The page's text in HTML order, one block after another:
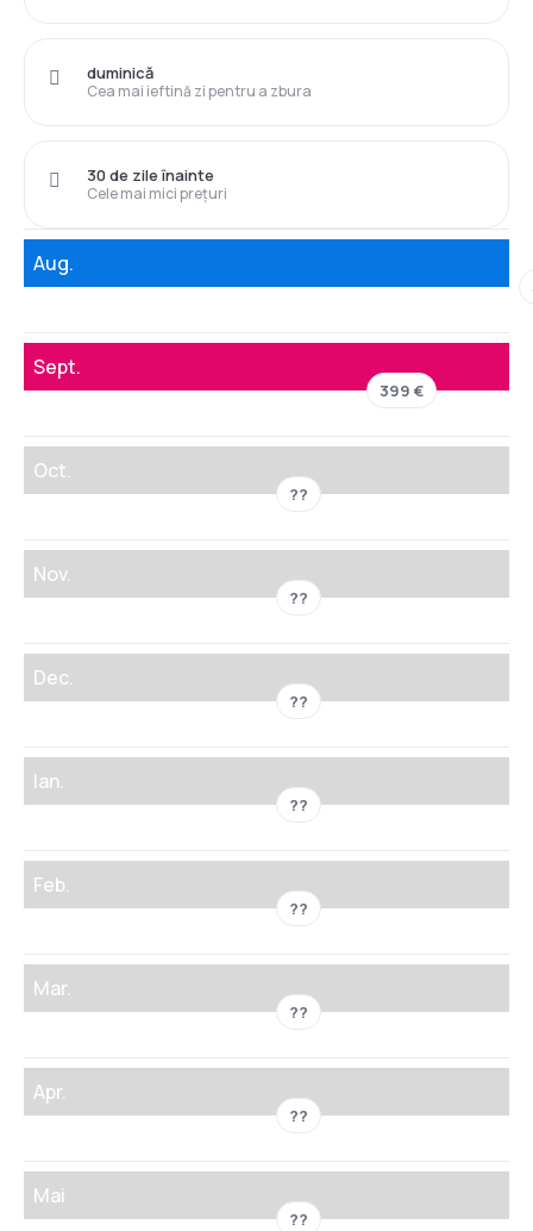
Cea mai ieftină zi pentru a zbura
duminică
Cele mai mici prețuri
30 de zile înainte
Aug.
Sept.
399 €
Oct.
??
Nov.
??
Dec.
??
Ian.
??
Feb.
??
Mar.
??
Apr.
??
Mai
??